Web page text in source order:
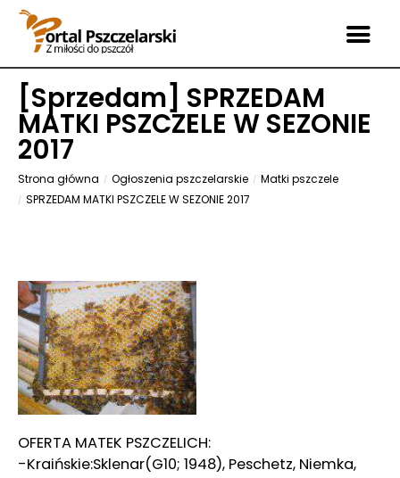
[Sprzedam] SPRZEDAM
MATKI PSZCZELE W SEZONIE
2017
Strona główna Ogłoszenia pszczelarskie
Matki pszczele
SPRZEDAM MATKI PSZCZELE W SEZONIE 2017
OFERTA MATEK PSZCZELICH:
-Kraińskie:Sklenar(G10; 1948), Peschetz, Niemka,